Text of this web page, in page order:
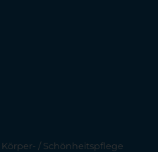
Körper- / Schönheitspflege